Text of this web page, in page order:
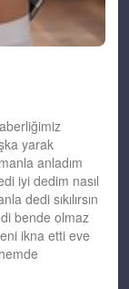
yarak
anladım
iyi dedim nasıl
dedi sıkılırsın
bende olmaz
ikna etti eve